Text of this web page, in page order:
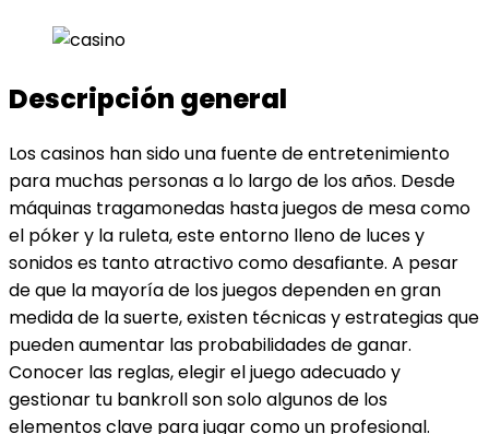
Descripción general
Los casinos han sido una fuente de entretenimiento
para muchas personas a lo largo de los años. Desde
máquinas tragamonedas hasta juegos de mesa como
el póker y la ruleta, este entorno lleno de luces y
sonidos es tanto atractivo como desafiante. A pesar
de que la mayoría de los juegos dependen en gran
medida de la suerte, existen técnicas y estrategias que
pueden aumentar las probabilidades de ganar.
Conocer las reglas, elegir el juego adecuado y
gestionar tu bankroll son solo algunos de los
elementos clave para jugar como un profesional.